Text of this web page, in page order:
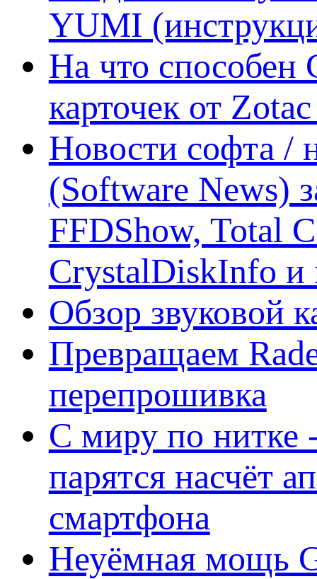
YUMI
На что способен
карточек от
Новости софта /
(Software News)
FFDShow, Total
CrystalDiskInfo и
Обзор звуковой
Превращаем
перепрошивка
С миру по нитке
парятся насчёт
смартфона
Неуёмная мощь